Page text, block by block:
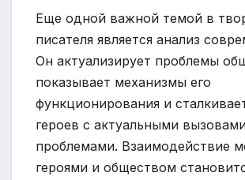
Еще одной важной темой в
писателя является анализ
Он актуализирует проблемы
показывает механизмы его
функционирования и
героев с актуальными
проблемами. Взаимодействие
героями и обществом